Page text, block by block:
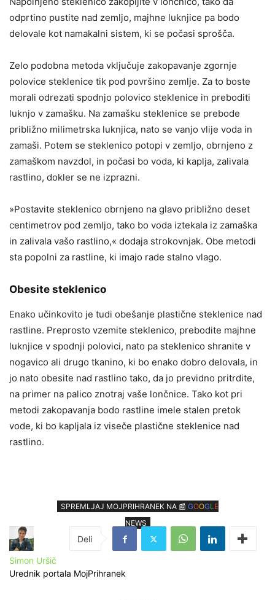
odprtino pustite nad zemljo, majhne luknjice pa bodo
delovale kot namakalni sistem, ki se počasi sprošča.
Zelo podobna metoda vključuje zakopavanje zgornje
polovice steklenice tik pod površino zemlje. Za to boste
morali odrezati spodnjo polovico steklenice in preboditi
luknjo v zamašku. Na zamašku steklenice se prebode
približno milimetrska luknjica, nato se vanjo vlije voda in
zamaši. Potem se steklenico potopi v zemljo, obrnjeno z
zamaškom navzdol, in počasi bo voda, ki kaplja, zalivala
rastlino, dokler se ne izprazni.
»Postavite steklenico obrnjeno na glavo približno deset
centimetrov pod zemljo, tako bo voda iztekala iz zamaška
in zalivala vašo rastlino,« dodaja strokovnjak. Obe metodi
sta popolni za rastline, ki imajo rade stalno vlago.
Obesite steklenico
Enako učinkovito je tudi obešanje plastične steklenice nad
rastline. Preprosto vzemite steklenico, prebodite majhne
luknjice v spodnji polovici, nato pa steklenico shranite v
nogavico ali drugo tkanino, ki bo enako dobro delovala, in
jo nato obesite nad rastlino tako, da jo previdno pritrdite,
na primer na palico znotraj vaše lončnice. Tako kot pri
metodi zakopavanja bodo rastline imele stalen pretok
vode, ki bo kapljala iz viseče plastične steklenice nad
rastlino.
SPREMLJAJ MOJPRIHRANEK NA 📰 GOOGLE
NEWS
Simon Uršič
Urednik portala MojPrihranek